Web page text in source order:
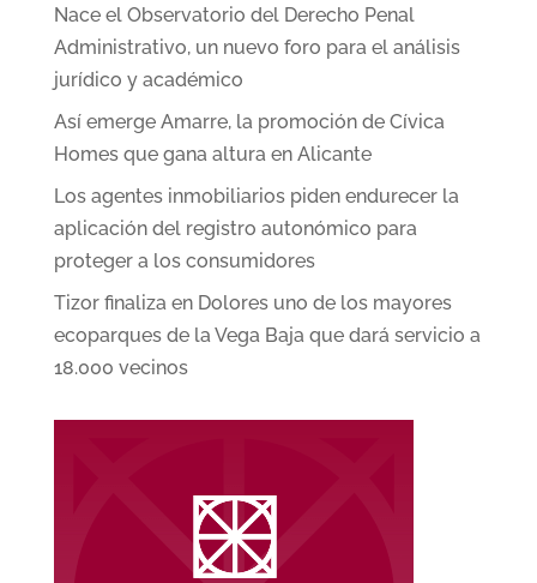
Nace el Observatorio del Derecho Penal
Administrativo, un nuevo foro para el análisis
jurídico y académico
Así emerge Amarre, la promoción de Cívica
Homes que gana altura en Alicante
Los agentes inmobiliarios piden endurecer la
aplicación del registro autonómico para
proteger a los consumidores
Tizor finaliza en Dolores uno de los mayores
ecoparques de la Vega Baja que dará servicio a
18.000 vecinos